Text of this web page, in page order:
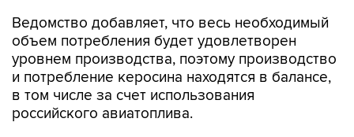
Ведомство добавляет, что весь необходимый
объем потребления будет удовлетворен
уровнем производства, поэтому производство
и потребление керосина находятся в балансе,
в том числе за счет использования
российского авиатоплива.